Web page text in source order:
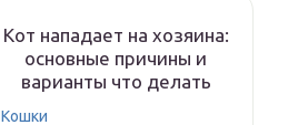
Кот нападает на хозяина:
основные причины и
варианты что делать
Кошки